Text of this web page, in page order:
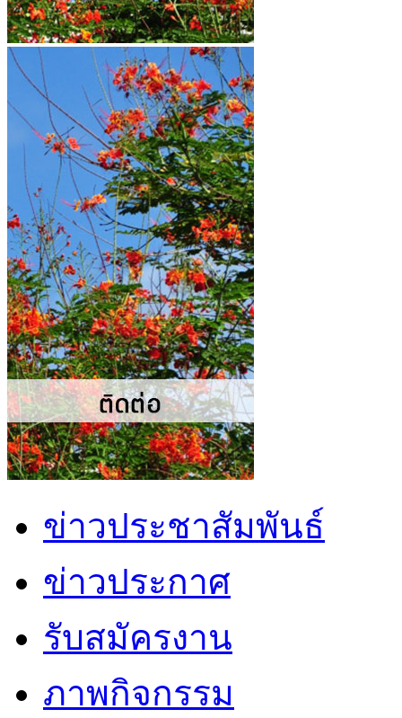
ข่าวประชาสัมพันธ์
ข่าวประกาศ
รับสมัครงาน
ภาพกิจกรรม